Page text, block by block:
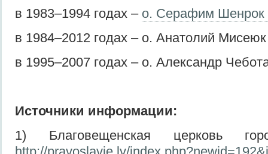
в 1983–1994 годах – о. Серафим Шенрок
в 1984–2012 годах – о. Анатолий
в 1995–2007 годах – о. Александр
Источники информации:
1) Благовещенская церковь